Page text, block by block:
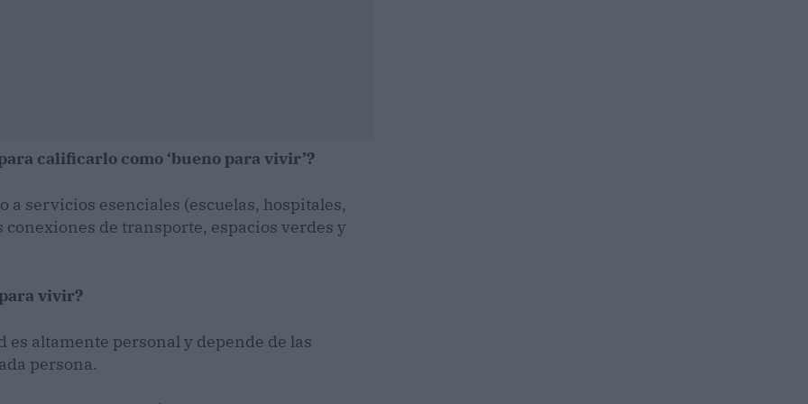
calificarlo como ‘bueno para vivir’?
servicios esenciales (escuelas, hospitales,
conexiones de transporte, espacios verdes y
vivir?
altamente personal y depende de las
persona.